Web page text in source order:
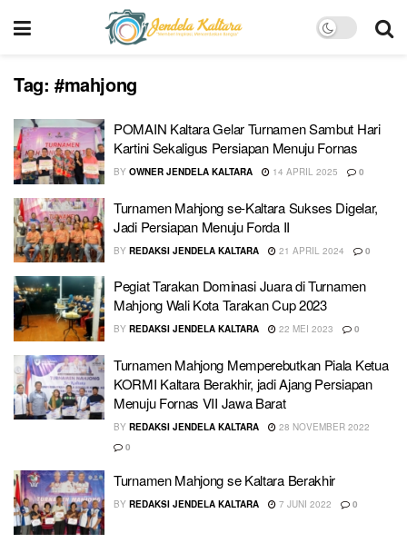
Tag: #mahjong
POMAIN Kaltara Gelar Turnamen Sambut Hari
Kartini Sekaligus Persiapan Menuju Fornas
BY OWNER JENDELA KALTARA 14 APRIL 2025 0
Turnamen Mahjong se-Kaltara Sukses Digelar,
Jadi Persiapan Menuju Forda II
BY REDAKSI JENDELA KALTARA 21 APRIL 2024 0
Pegiat Tarakan Dominasi Juara di Turnamen
Mahjong Wali Kota Tarakan Cup 2023
BY REDAKSI JENDELA KALTARA 22 MEI 2023 0
Turnamen Mahjong Memperebutkan Piala Ketua
KORMI Kaltara Berakhir, jadi Ajang Persiapan
Menuju Fornas VII Jawa Barat
BY REDAKSI JENDELA KALTARA
28 NOVEMBER 2022
0
Turnamen Mahjong se Kaltara Berakhir
BY REDAKSI JENDELA KALTARA 7 JUNI 2022 0